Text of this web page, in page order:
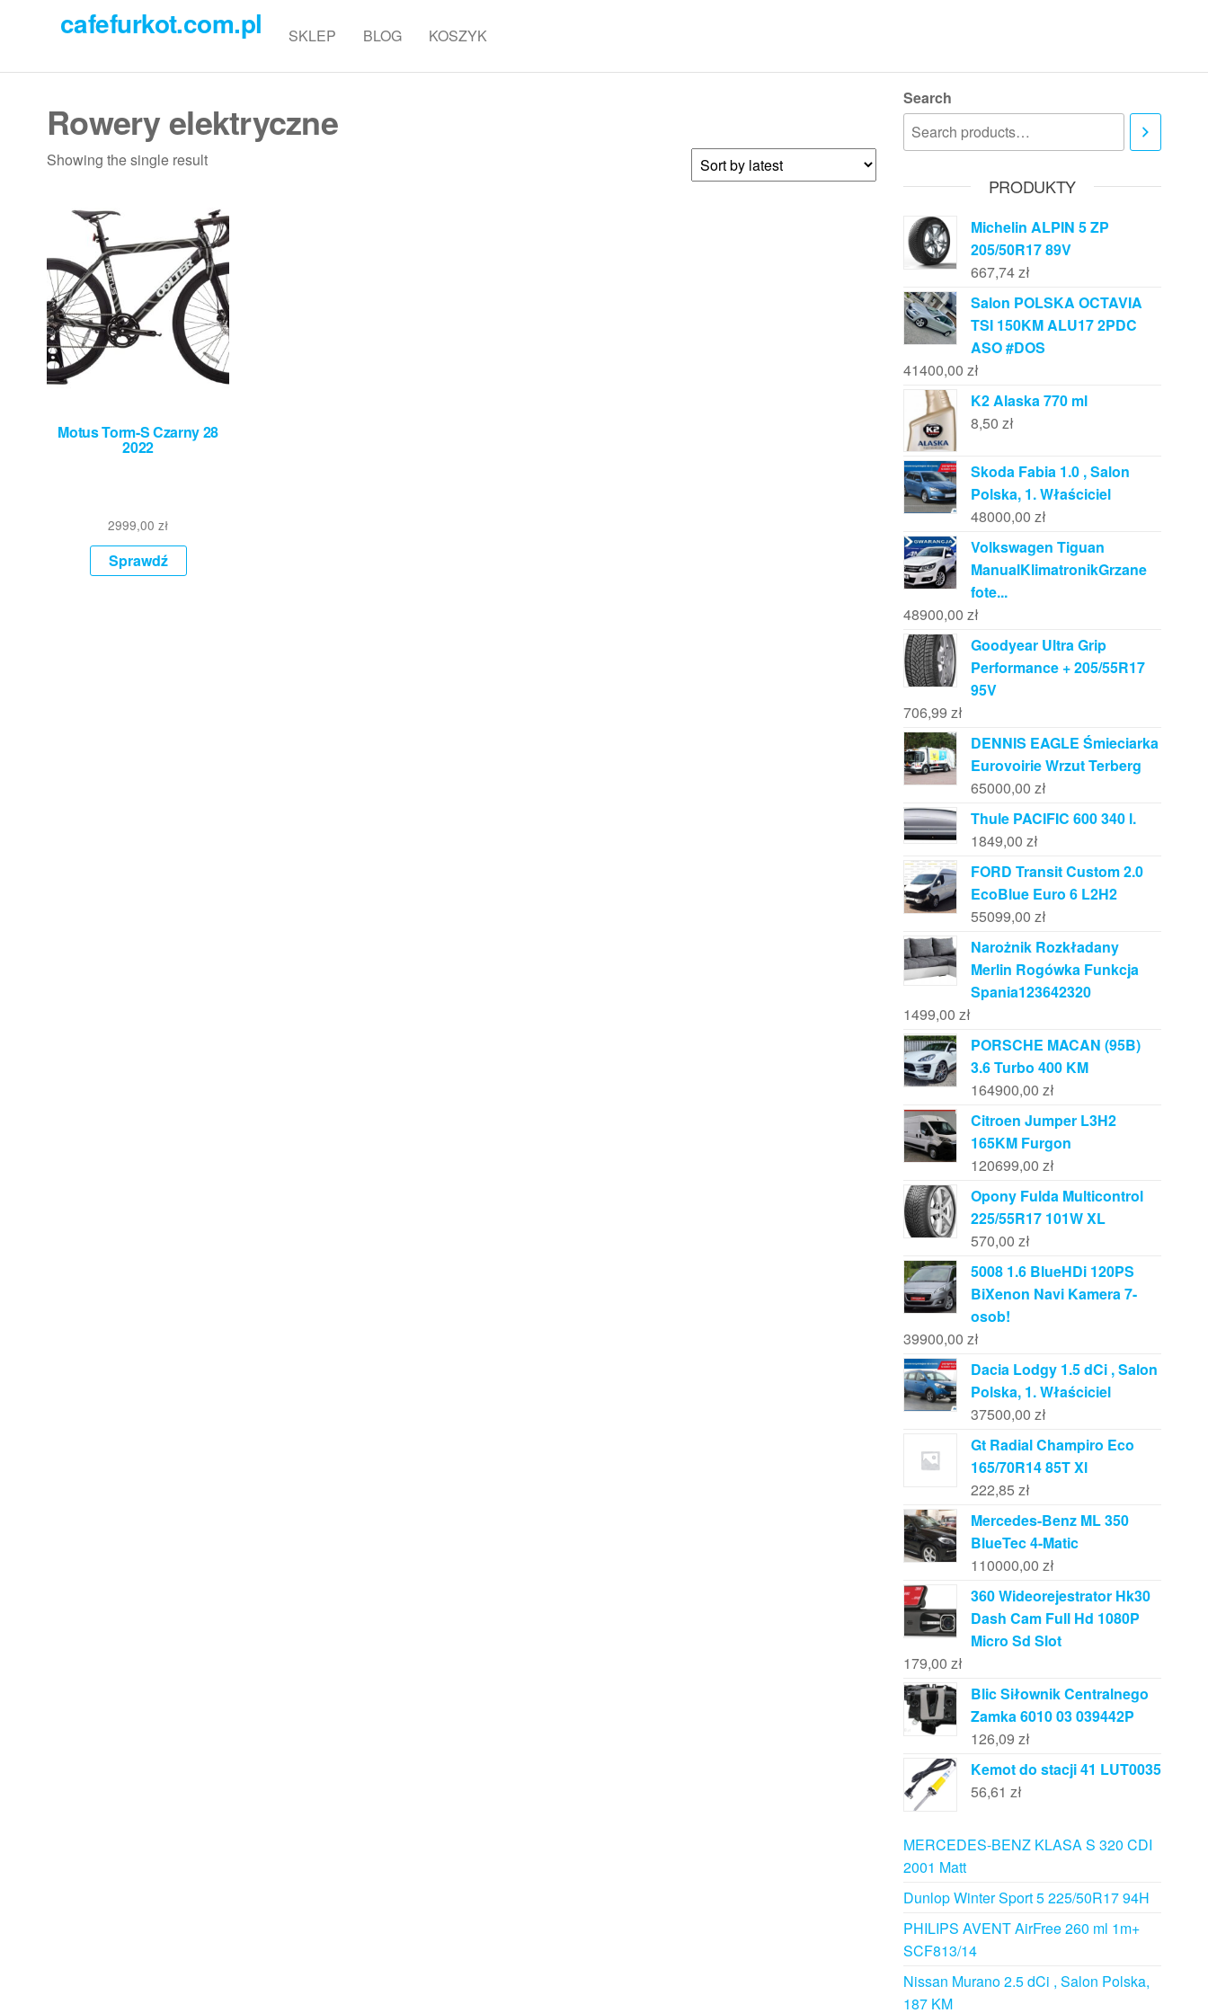
cafefurkot.com.pl SKLEP BLOG KOSZYK
Rowery elektryczne
Showing the single result
Motus Torm-S Czarny 28
2022
2999,00zł
Sprawdź
Search
PRODUKTY
Michelin ALPIN 5 ZP
205/50R17 89V
667,74zł
Salon POLSKA OCTAVIA
TSI 150KM ALU17 2PDC
ASO #DOS
41400,00 zł
K2 Alaska 770 ml
8,50 zł
Skoda Fabia 1.0 , Salon
Polska, 1. Właściciel
48000,00 zł
Volkswagen Tiguan
ManualKlimatronikGrzane
fote...
48900,00 zł
Goodyear Ultra Grip
Performance + 205/55R17
95V
706,99 zł
DENNIS EAGLE Śmieciarka
Eurovoirie Wrzut Terberg
65000,00 zł
Thule PACIFIC 600 340 l.
1849,00 zł
FORD Transit Custom 2.0
EcoBlue Euro 6 L2H2
55099,00 zł
Narożnik Rozkładany
Merlin Rogówka Funkcja
Spania123642320
1499,00 zł
PORSCHE MACAN (95B)
3.6 Turbo 400 KM
164900,00 zł
Citroen Jumper L3H2
165KM Furgon
120699,00 zł
Opony Fulda Multicontrol
225/55R17 101W XL
570,00 zł
5008 1.6 BlueHDi 120PS
BiXenon Navi Kamera 7-
osob!
39900,00 zł
Dacia Lodgy 1.5 dCi , Salon
Polska, 1. Właściciel
37500,00 zł
Gt Radial Champiro Eco
165/70R14 85T Xl
222,85 zł
Mercedes-Benz ML 350
BlueTec 4-Matic
110000,00 zł
360 Wideorejestrator Hk30
Dash Cam Full Hd 1080P
Micro Sd Slot
179,00 zł
Blic Siłownik Centralnego
Zamka 6010 03 039442P
126,09 zł
Kemot do stacji 41 LUT0035
56,61 zł
MERCEDES-BENZ KLASA S 320 CDI
2001 Matt
Dunlop Winter Sport 5 225/50R17 94H
PHILIPS AVENT AirFree 260 ml 1m+
SCF813/14
Nissan Murano 2.5 dCi , Salon Polska,
187 KM